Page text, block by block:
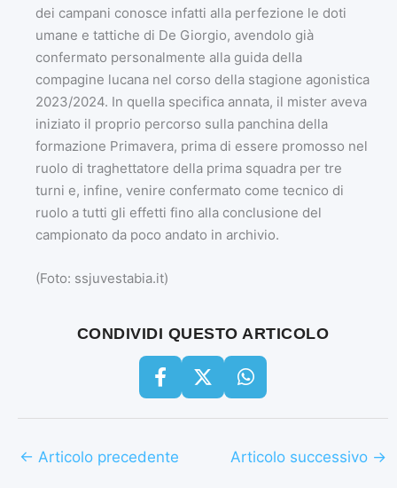
dei campani conosce infatti alla perfezione le doti
umane e tattiche di De Giorgio, avendolo già
confermato personalmente alla guida della
compagine lucana nel corso della stagione agonistica
2023/2024. In quella specifica annata, il mister aveva
iniziato il proprio percorso sulla panchina della
formazione Primavera, prima di essere promosso nel
ruolo di traghettatore della prima squadra per tre
turni e, infine, venire confermato come tecnico di
ruolo a tutti gli effetti fino alla conclusione del
campionato da poco andato in archivio.
(Foto: ssjuvestabia.it)
CONDIVIDI QUESTO ARTICOLO
← Articolo precedente Articolo successivo →